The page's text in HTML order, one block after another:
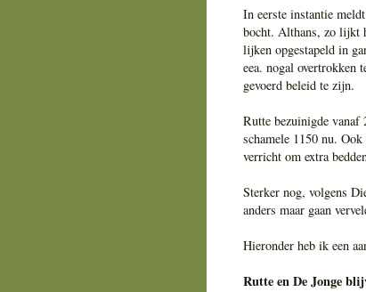
In eerste instantie
bocht. Althans, zo lijkt
lijken opgestapeld in
eea. nogal overtrokken
gevoerd beleid te zijn.
Rutte bezuinigde vanaf
schamele 1150 nu.
verricht om extra
Sterker nog, volgens
anders maar gaan
Hieronder heb ik een
Rutte en De Jonge